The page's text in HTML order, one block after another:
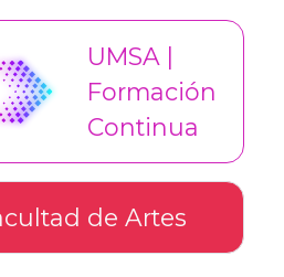
UMSA |
Formación
Continua
de Artes